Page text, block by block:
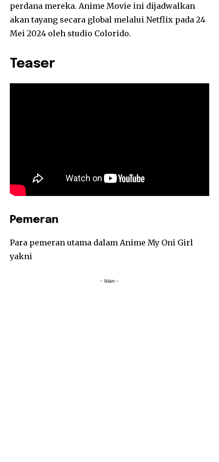
perdana mereka. Anime Movie ini dijadwalkan
akan tayang secara global melalui Netflix pada 24
Mei 2024 oleh studio Colorido.
Teaser
Pemeran
Para pemeran utama dalam Anime My Oni Girl
yakni
- Iklan -